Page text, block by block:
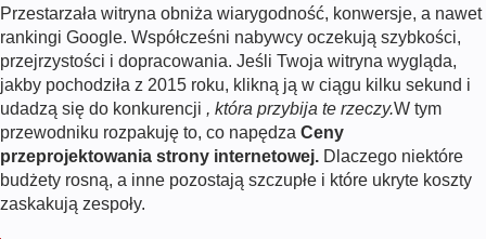
Przestarzała witryna obniża wiarygodność, konwersje, a nawet
rankingi Google. Współcześni nabywcy oczekują szybkości,
przejrzystości i dopracowania. Jeśli Twoja witryna wygląda,
jakby pochodziła z 2015 roku, klikną ją w ciągu kilku sekund i
udadzą się do konkurencji , która przybija te rzeczy.W tym
przewodniku rozpakuję to, co napędza Ceny
przeprojektowania strony internetowej. Dlaczego niektóre
budżety rosną, a inne pozostają szczupłe i które ukryte koszty
zaskakują zespoły.